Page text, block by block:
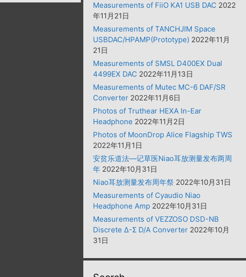
Measurements of FiiO KA1 USB DAC 2022
年11月21日
Measurements of TANCHJIM Space
USBDAC/HPAMP(Prototype) 2022年11月
21日
Measurements of SMSL D400EX Dual
4499EX DAC 2022年11月13日
Measurements of Mutec MC-6 DAF/SR
Converter 2022年11月6日
Photos of Truthear HEXA In-Ear
Headphone 2022年11月2日
Photos of MoonDrop Alice Flagship TWS
2022年11月1日
安贫乐道法—记草医Niao耳放测量发布两周
年 2022年10月31日
Niao耳放测量发布周年祭 2022年10月31日
Measurements of Cyaudio Niao
Headphone Amp 2022年10月31日
Measurements of VEZZOSO DSD-NB
Discrete Δ-Σ D/A Converter 2022年10月
31日